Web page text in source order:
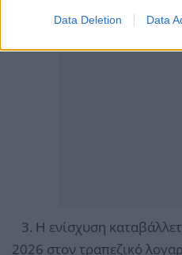
Data Deletion Data
3. Η ενίσχυση
2026 στον τραπεζικό